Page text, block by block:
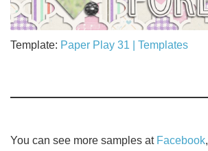
Template: Paper Play 31 | Templates
You can see more samples at Facebook,